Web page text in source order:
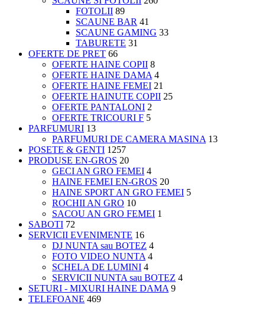
FOTOLII 89
SCAUNE BAR 41
SCAUNE GAMING 33
TABURETE 31
OFERTE DE PRET 66
OFERTE HAINE COPII 8
OFERTE HAINE DAMA 4
OFERTE HAINE FEMEI 21
OFERTE HAINUTE COPII 25
OFERTE PANTALONI 2
OFERTE TRICOURI F 5
PARFUMURI 13
PARFUMURI DE CAMERA MASINA 13
POSETE & GENTI 1257
PRODUSE EN-GROS 20
GECI AN GRO FEMEI 4
HAINE FEMEI EN-GROS 20
HAINE SPORT AN GRO FEMEI 5
ROCHII AN GRO 10
SACOU AN GRO FEMEI 1
SABOTI 72
SERVICII EVENIMENTE 16
DJ NUNTA sau BOTEZ 4
FOTO VIDEO NUNTA 4
SCHELA DE LUMINI 4
SERVICII NUNTA sau BOTEZ 4
SETURI - MIXURI HAINE DAMA 9
TELEFOANE 469